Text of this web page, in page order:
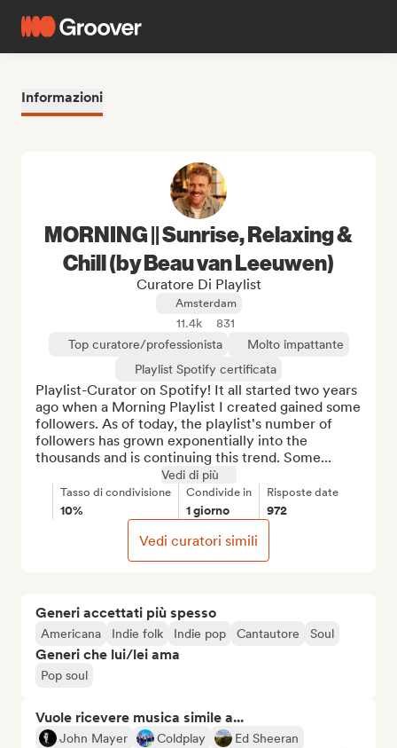
Informazioni
Generi accettati più spesso
Americana Indie folk Indie pop Cantautore Soul
Generi che lui/lei ama
Pop soul
Vuole ricevere musica simile a...
John Mayer Coldplay
Ed Sheeran
MORNING || Sunrise, Relaxing &
Chill (by Beau van Leeuwen)
Curatore Di Playlist
Amsterdam
11.4k
831
Top curatore/professionista
Molto impattante
Playlist Spotify certificata
Playlist-Curator on Spotify! It all started two years
ago when a Morning Playlist I created gained some
followers. As of today, the playlist's number of
followers has grown exponentially into the
thousands and is continuing this trend. Some...
Vedi di più
Tasso di condivisione
10%
Condivide in
1 giorno
Risposte date
972
Vedi curatori simili